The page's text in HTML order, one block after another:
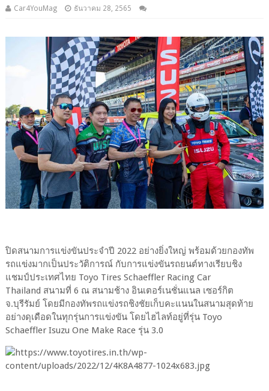
Car4YouMag ธันวาคม 28, 2565
ปิดสนามการแข่งขันประจำปี 2022 อย่างยิ่งใหญ่ พร้อมด้วยกองทัพ
รถแข่งมากเป็นประวัติการณ์ กับการแข่งขันรถยนต์ทางเรียบชิง
แชมป์ประเทศไทย Toyo Tires Schaeffler Racing Car
Thailand สนามที่ 6 ณ สนามช้าง อินเตอร์เนชั่นแนล เซอร์กิต
จ.บุรีรัมย์ โดยมีกองทัพรถแข่งรถชิงชัยเก็บคะแนนในสนามสุดท้าย
อย่างดุเดือดในทุกรุ่นการแข่งขัน โดยไฮไลท์อยู่ที่รุ่น Toyo
Schaeffler Isuzu One Make Race รุ่น 3.0